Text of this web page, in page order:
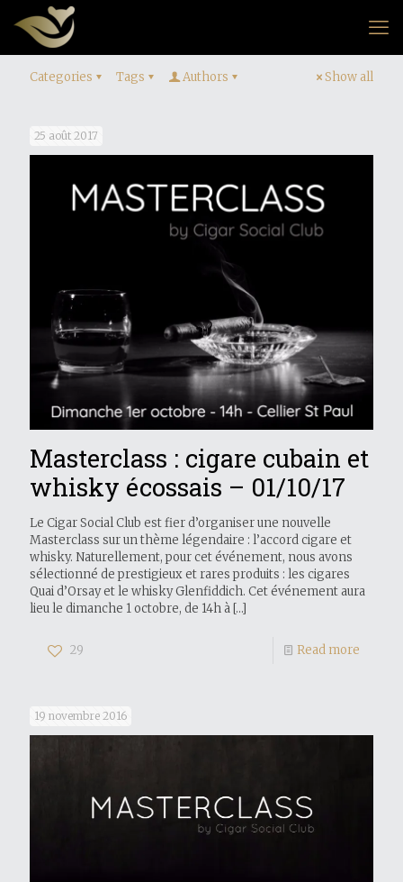
Categories Tags Authors Show all
25 août 2017
Masterclass : cigare cubain et
whisky écossais – 01/10/17
Le Cigar Social Club est fier d’organiser une nouvelle
Masterclass sur un thème légendaire : l’accord cigare et
whisky. Naturellement, pour cet événement, nous avons
sélectionné de prestigieux et rares produits : les cigares
Quai d’Orsay et le whisky Glenfiddich. Cet événement aura
lieu le dimanche 1 octobre, de 14h à […]
29 Read more
19 novembre 2016